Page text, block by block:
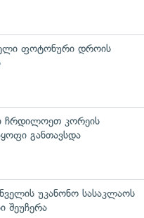
ფოტონური დროის
ჩრდილოეთ კორეის
განთავსდა
უკანონო სასაკლაოს
შეუჩერა